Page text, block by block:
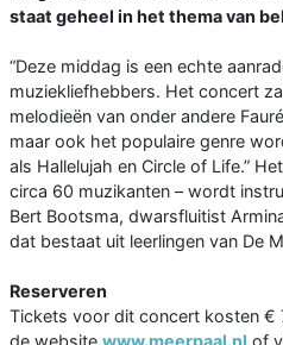
staat geheel in het thema van
“Deze middag is een echte
muziekliefhebbers. Het concert
melodieën van onder andere
maar ook het populaire genre
als Hallelujah en Circle of Life.”
circa 60 muzikanten – wordt
Bert Bootsma, dwarsfluitist
dat bestaat uit leerlingen van De
Reserveren
Tickets voor dit concert kosten €
de website www.meerpaal.nl of